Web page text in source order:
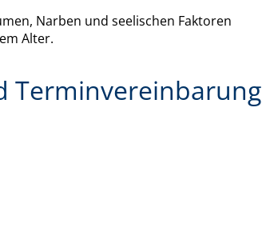
Narben und seelischen Faktoren
Alter.
Terminvereinbarung